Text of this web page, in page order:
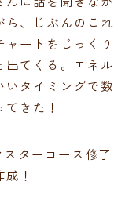
、じぶんのこ
ャートをじっく
てくる。エネ
いタイミングで
きた！
スターコース修
！